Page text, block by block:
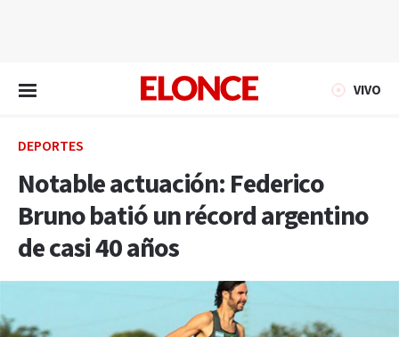
VIVO
DEPORTES
Notable actuación: Federico
Bruno batió un récord argentino
de casi 40 años